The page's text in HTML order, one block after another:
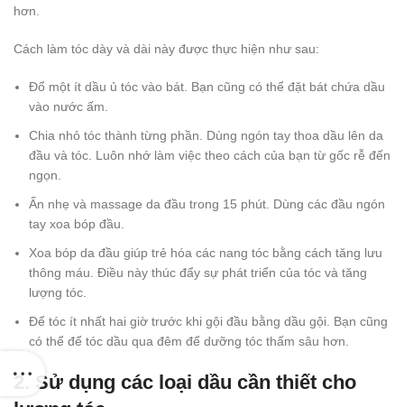
hơn.
Cách làm tóc dày và dài này được thực hiện như sau:
Đổ một ít dầu ủ tóc vào bát. Bạn cũng có thể đặt bát chứa dầu
vào nước ấm.
Chia nhỏ tóc thành từng phần. Dùng ngón tay thoa dầu lên da
đầu và tóc. Luôn nhớ làm việc theo cách của bạn từ gốc rễ đến
ngọn.
Ấn nhẹ và massage da đầu trong 15 phút. Dùng các đầu ngón
tay xoa bóp đầu.
Xoa bóp da đầu giúp trẻ hóa các nang tóc bằng cách tăng lưu
thông máu. Điều này thúc đẩy sự phát triển của tóc và tăng
lượng tóc.
Để tóc ít nhất hai giờ trước khi gội đầu bằng dầu gội. Bạn cũng
có thể để tóc dầu qua đêm để dưỡng tóc thấm sâu hơn.
2. Sử dụng các loại dầu cần thiết cho